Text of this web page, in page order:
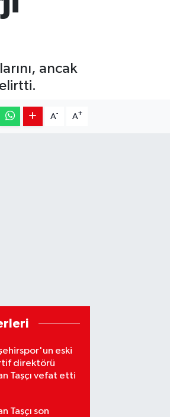
ancak
A- A+
eski
direktörü
Taşçı vefat etti
Taşçı son